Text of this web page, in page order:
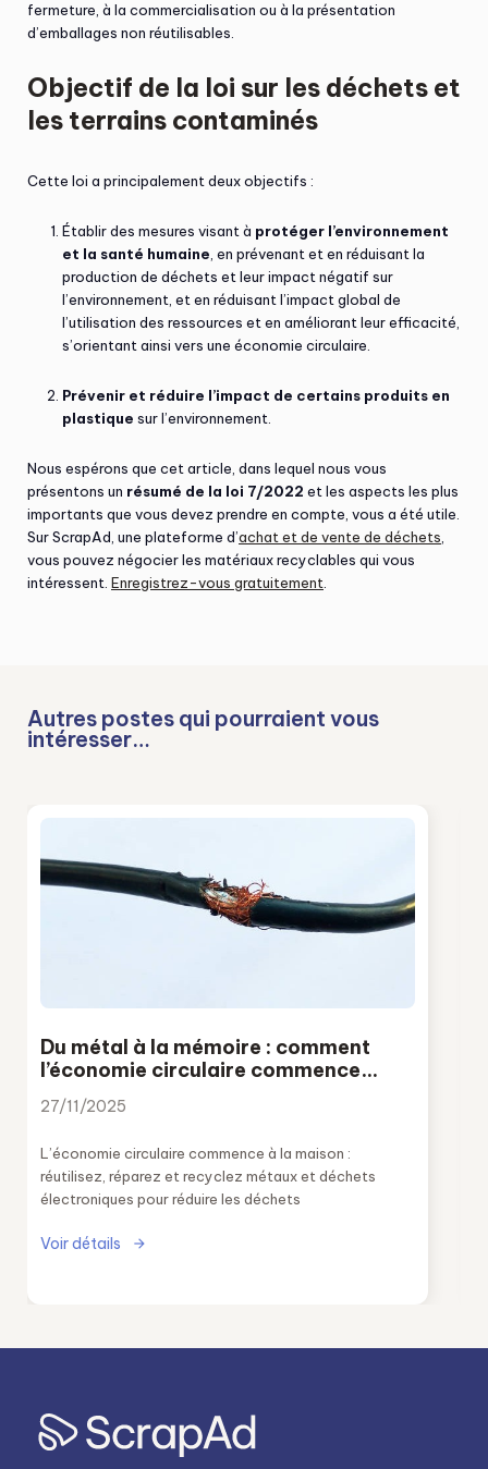
fermeture, à la commercialisation ou à la présentation
d’emballages non réutilisables.
Objectif de la loi sur les déchets et
les terrains contaminés
Cette loi a principalement deux objectifs :
Établir des mesures visant à protéger l’environnement
et la santé humaine , en prévenant et en réduisant la
production de déchets et leur impact négatif sur
l’environnement, et en réduisant l’impact global de
l’utilisation des ressources et en améliorant leur efficacité,
s’orientant ainsi vers une économie circulaire.
Prévenir et réduire l’impact de certains produits en
plastique sur l’environnement.
Nous espérons que cet article, dans lequel nous vous
présentons un résumé de la loi 7/2022 et les aspects les plus
importants que vous devez prendre en compte, vous a été utile.
Sur ScrapAd, une plateforme d’achat et de vente de déchets
vous pouvez négocier les matériaux recyclables qui vous
intéressent. Enregistrez-vous gratuitement
Autres postes qui pourraient vous
intéresser…
Du métal à la mémoire : comment
l’économie circulaire commence
aussi chez soi
27/11/2025
L’économie circulaire commence à la maison :
réutilisez, réparez et recyclez métaux et déchets
électroniques pour réduire les déchets
Voir détails